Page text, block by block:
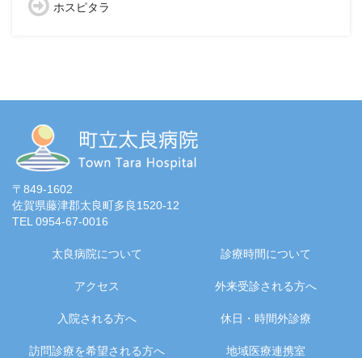
ホスピタラ
〒849-1602
佐賀県藤津郡太良町多良1520-12
TEL 0954-67-0016
太良病院について 診療時間について
アクセス 外来受診される方へ
入院される方へ 休日・時間外診療
訪問診療を希望される方へ 地域医療連携室